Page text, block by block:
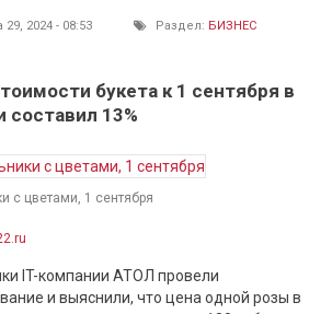
29, 2024 - 08:53 Раздел: БИЗНЕС
букета к 1 сентября в
составил 13%
с цветами, 1 сентября
IT-компании АТОЛ провели
и выяснили, что цена одной розы в